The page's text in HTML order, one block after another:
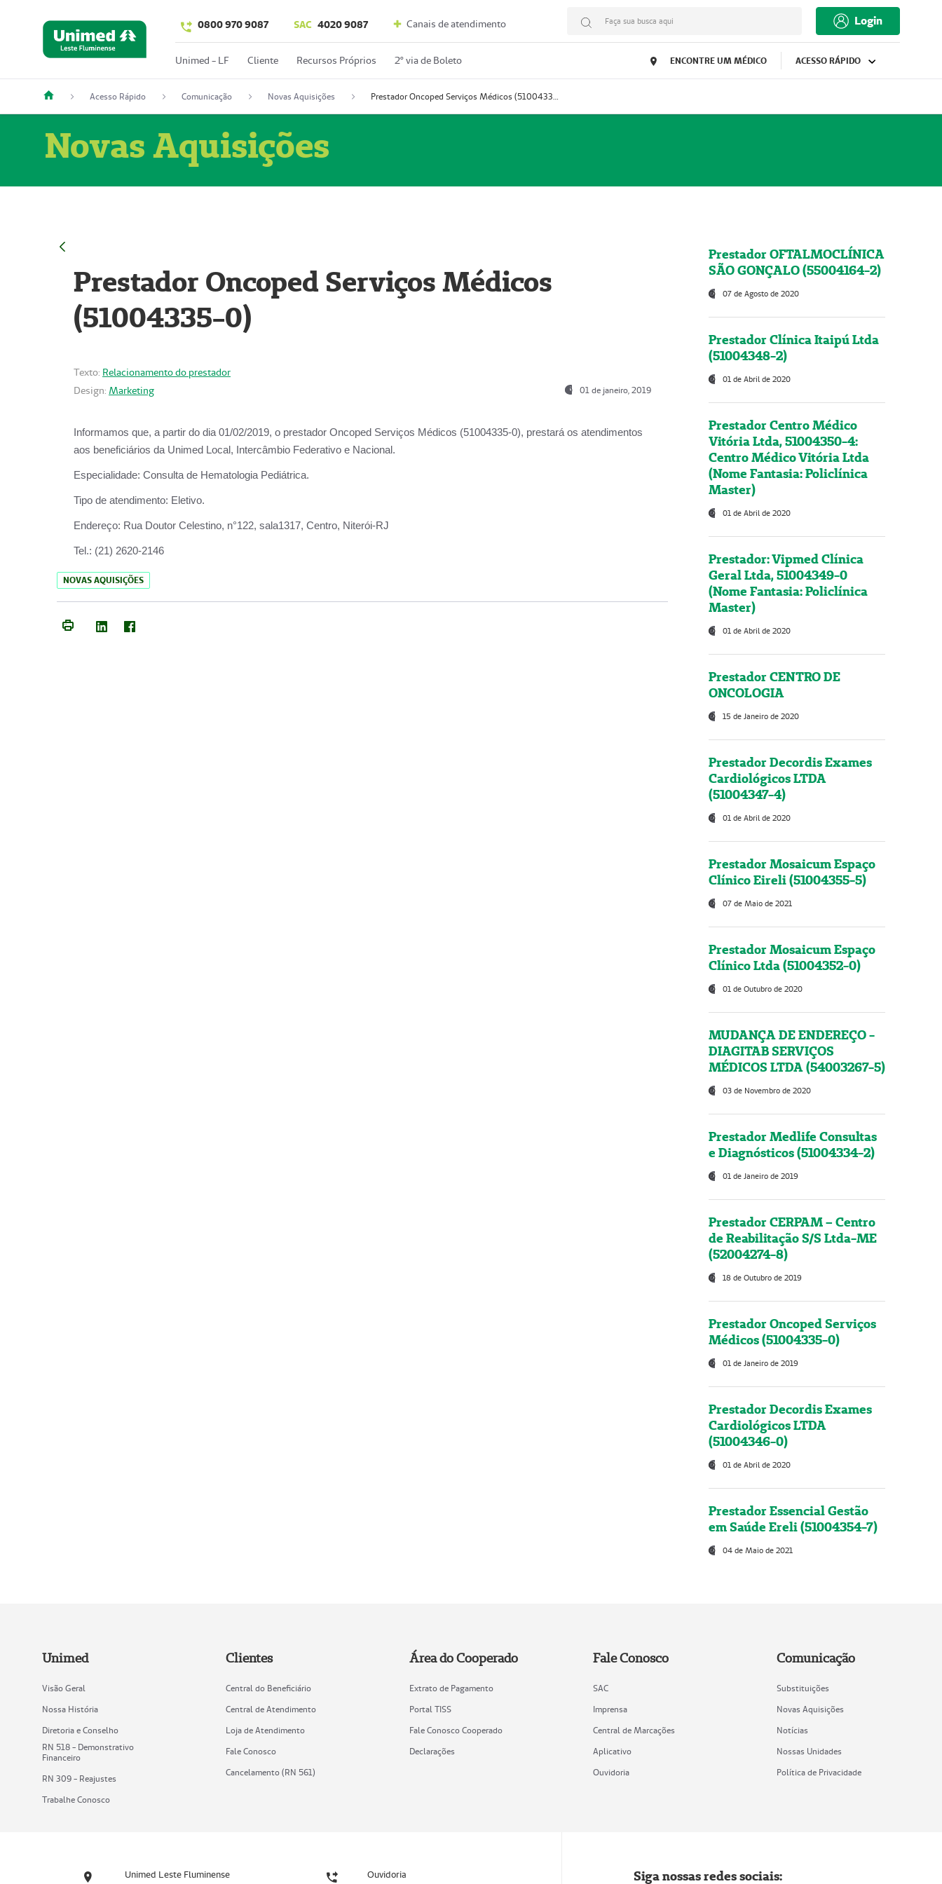
0800 970 9087 SAC 4020 9087 Canais de atendimento Faça sua busca aqui Login
Unimed - LF Cliente Recursos Próprios 2º via de Boleto ENCONTRE UM MÉDICO ACESSO RÁPIDO
Acesso Rápido Comunicação Novas Aquisições Prestador Oncoped Serviços Médicos (51004335-0)
Novas Aquisições
Prestador Oncoped Serviços Médicos
(51004335-0)
Texto: Relacionamento do prestador
Design: Marketing 01 de janeiro, 2019
Informamos que, a partir do dia 01/02/2019, o prestador Oncoped Serviços Médicos (51004335-0), prestará os atendimentos
aos beneficiários da Unimed Local, Intercâmbio Federativo e Nacional.
Especialidade: Consulta de Hematologia Pediátrica.
Tipo de atendimento: Eletivo.
Endereço: Rua Doutor Celestino, n°122, sala1317, Centro, Niterói-RJ
Tel.: (21) 2620-2146
NOVAS AQUISIÇÕES
Prestador OFTALMOCLÍNICA
SÃO GONÇALO (55004164-2)
07 de Agosto de 2020
Prestador Clínica Itaipú Ltda
(51004348-2)
01 de Abril de 2020
Prestador Centro Médico
Vitória Ltda, 51004350-4:
Centro Médico Vitória Ltda
(Nome Fantasia: Policlínica
Master)
01 de Abril de 2020
Prestador: Vipmed Clínica
Geral Ltda, 51004349-0
(Nome Fantasia: Policlínica
Master)
01 de Abril de 2020
Prestador CENTRO DE
ONCOLOGIA
15 de Janeiro de 2020
Prestador Decordis Exames
Cardiológicos LTDA
(51004347-4)
01 de Abril de 2020
Prestador Mosaicum Espaço
Clínico Eireli (51004355-5)
07 de Maio de 2021
Prestador Mosaicum Espaço
Clínico Ltda (51004352-0)
01 de Outubro de 2020
MUDANÇA DE ENDEREÇO -
DIAGITAB SERVIÇOS
MÉDICOS LTDA (54003267-5)
03 de Novembro de 2020
Prestador Medlife Consultas
e Diagnósticos (51004334-2)
01 de Janeiro de 2019
Prestador CERPAM – Centro
de Reabilitação S/S Ltda-ME
(52004274-8)
18 de Outubro de 2019
Prestador Oncoped Serviços
Médicos (51004335-0)
01 de Janeiro de 2019
Prestador Decordis Exames
Cardiológicos LTDA
(51004346-0)
01 de Abril de 2020
Prestador Essencial Gestão
em Saúde Ereli (51004354-7)
04 de Maio de 2021
Unimed
Visão Geral
Nossa História
Diretoria e Conselho
RN 518 - Demonstrativo
Financeiro
RN 309 - Reajustes
Trabalhe Conosco
Clientes
Central do Beneficiário
Central de Atendimento
Loja de Atendimento
Fale Conosco
Cancelamento (RN 561)
Área do Cooperado
Extrato de Pagamento
Portal TISS
Fale Conosco Cooperado
Declarações
Fale Conosco
SAC
Imprensa
Central de Marcações
Aplicativo
Ouvidoria
Comunicação
Substituições
Novas Aquisições
Notícias
Nossas Unidades
Política de Privacidade
Unimed Leste Fluminense Ouvidoria Siga nossas redes sociais: